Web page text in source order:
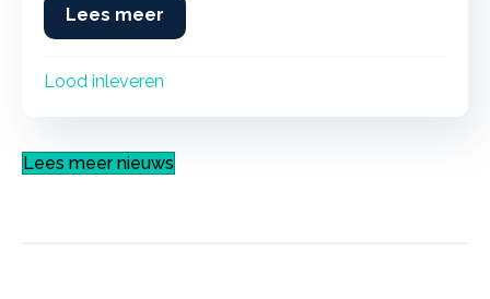
Lees meer
Lood inleveren
Lees meer nieuws